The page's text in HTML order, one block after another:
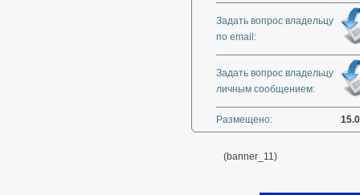
Задать вопрос владельцу
по email:
Задать вопрос владельцу
личным сообщением:
Размещено:
(banner_11)